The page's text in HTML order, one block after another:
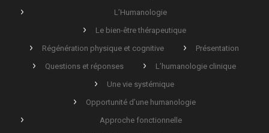
L’Humanologie
Le bien-être thérapeutique
Régénération physique et cognitive
Présentation
Questions et réponses
L’humanologie clinique
Une vie systémique
Opportunité d’une humanologie
Approche fonctionnelle